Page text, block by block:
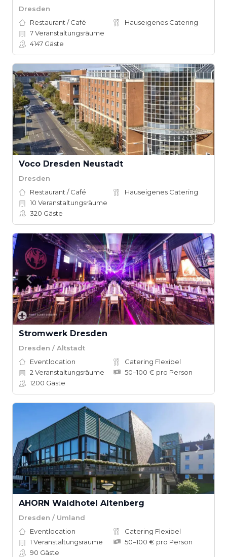
Dresden
Restaurant / Café
Hauseigenes Catering
7Veranstaltungsräume
4147 Gäste
Voco Dresden Neustadt
Dresden
Restaurant / Café
Hauseigenes Catering
10 Veranstaltungsräume
320 Gäste
Stromwerk Dresden
Dresden / Altstadt
Eventlocation
Catering Flexibel
2 Veranstaltungsräume
50–100 € pro Person
1200 Gäste
AHORN Waldhotel Altenberg
Dresden / Umland
Eventlocation
Catering Flexibel
1 Veranstaltungsräume
50–100 € pro Person
90 Gäste